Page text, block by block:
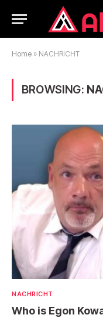
Home » NACHRICHT
BROWSING:
NACHRICHT
Who is Egon